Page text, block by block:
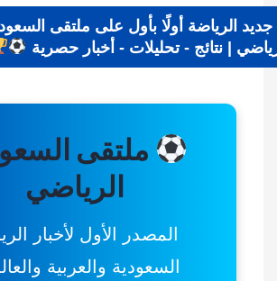
جديد الرياضة أولًا بأول على ملتقى
الرياضي | نتائج - تحليلات - أخبار حصرية
ملتقى
الرياضي
المصدر الأول لأخبار
السعودية والعربية